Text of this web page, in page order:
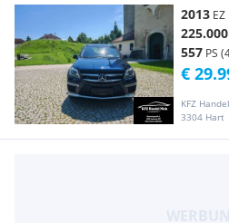
2013 EZ
225.000
557 PS
KFZ
3304 Hart
€